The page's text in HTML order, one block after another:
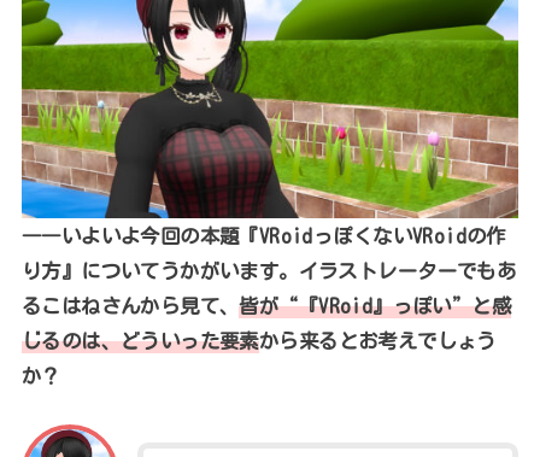
――いよいよ今回の本題『VRoidっぽくないVRoidの作
り方』についてうかがいます。イラストレーターでもあ
るこはねさんから見て、皆が“『VRoid』っぽい”と感
じるのは、どういった要素から来るとお考えでしょう
か？